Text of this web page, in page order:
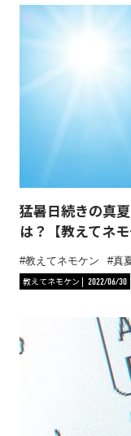
猛暑日続きの真
は？【教えてネモ
教えてネモケン 真
教えてネモケン
2022/06/30